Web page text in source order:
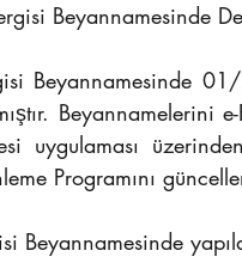
Beyannamesinde
Beyannamesinde
Beyannamelerini
uygulaması
Programını
Beyannamesinde